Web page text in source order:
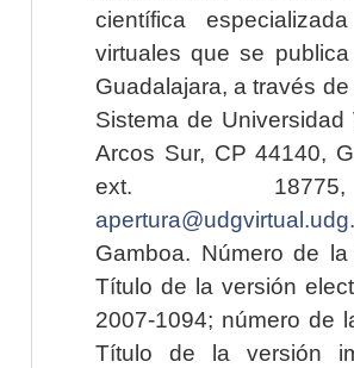
científica
virtuales que se
Guadalajara, a través
Sistema de
Arcos Sur, CP 44140,
ext.
Gamboa. Número de
Título de la versión
2007-1094; número de
Título de la versión